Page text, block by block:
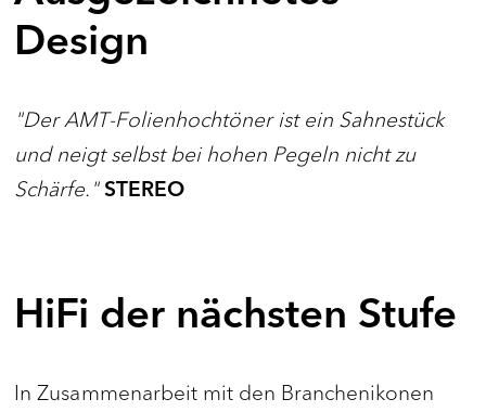
Design
"Der AMT-Folienhochtöner ist ein Sahnestück
und neigt selbst bei hohen Pegeln nicht zu
Schärfe."STEREO
HiFi der nächsten Stufe
In Zusammenarbeit mit den Branchenikonen